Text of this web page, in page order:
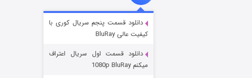
قسمت۸ (زیرنویس) منتشر شد
دانلود قسمت پنجم سریال کوری با
کیفیت عالی BluRay
دانلود قسمت اول سریال اعتراف
میکنم 1080p BluRay